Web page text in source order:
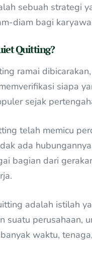
sebuah strategi
diam bagi
Quitting?
ramai
siapa
sejak
telah memicu
ada
bagian dari
adalah istilah
suatu perusahaan,
waktu,